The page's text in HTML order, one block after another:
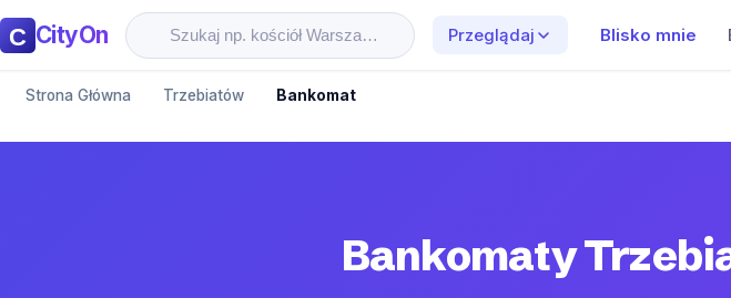
CityOn Przeglądaj Blisko mnie
Strona Główna Trzebiatów Bankomat
Bankomaty